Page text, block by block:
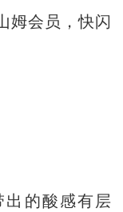
姆会员，快闪
出的酸感有层